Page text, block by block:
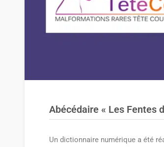
Abécédaire « Les Fentes
Un dictionnaire numérique a été